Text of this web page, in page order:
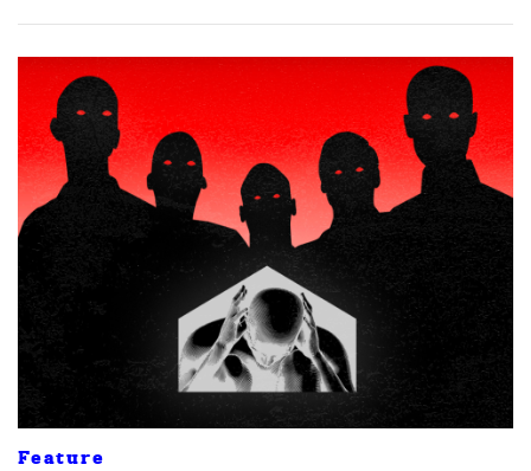
Feature
ค้นหา
SHARE TWEET LINE EMAIL